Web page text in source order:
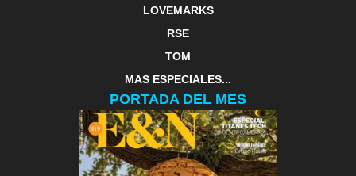
LOVEMARKS
RSE
TOM
MAS ESPECIALES...
PORTADA DEL MES